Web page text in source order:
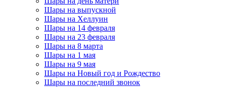
Шары на выпускной
Шары на Хеллуин
Шары на 14 февраля
Шары на 23 февраля
Шары на 8 марта
Шары на 1 мая
Шары на 9 мая
Шары на Новый год и Рождество
Шары на последний звонок